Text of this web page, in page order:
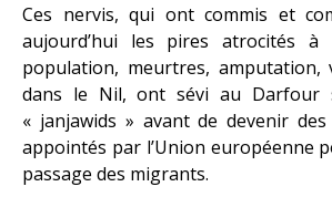
Ces nervis, qui ont commis et
aujourd’hui les pires atrocités à
population, meurtres, amputation,
dans le Nil, ont sévi au Darfour
« janjawids » avant de devenir
appointés par l’Union européenne
passage des migrants.